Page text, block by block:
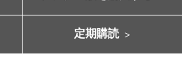
定期購読